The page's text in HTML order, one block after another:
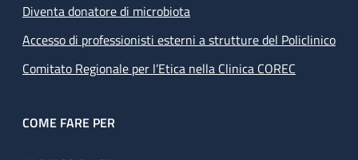
Diventa donatore di microbiota
Accesso di professionisti esterni a strutture del Policlinico
Comitato Regionale per l’Etica nella Clinica COREC
COME FARE PER